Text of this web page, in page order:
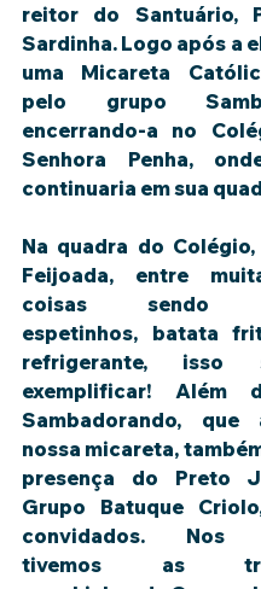
reitor do Santuário,
Sardinha. Logo após a
uma Micareta
pelo grupo
encerrando-a no
Senhora Penha,
continuaria em sua
Na quadra do
Feijoada, entre
coisas sendo
espetinhos, batata
refrigerante, isso
exemplificar! Além
Sambadorando, que
nossa micareta,
presença do Preto
Grupo Batuque
convidados. Nos
tivemos as